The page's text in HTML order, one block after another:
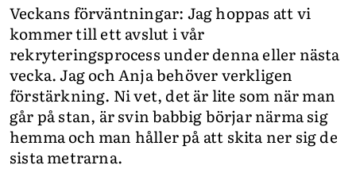
Veckans förväntningar: Jag hoppas att vi
kommer till ett avslut i vår
rekryteringsprocess under denna eller nästa
vecka. Jag och Anja behöver verkligen
förstärkning. Ni vet, det är lite som när man
går på stan, är svin babbig börjar närma sig
hemma och man håller på att skita ner sig de
sista metrarna.